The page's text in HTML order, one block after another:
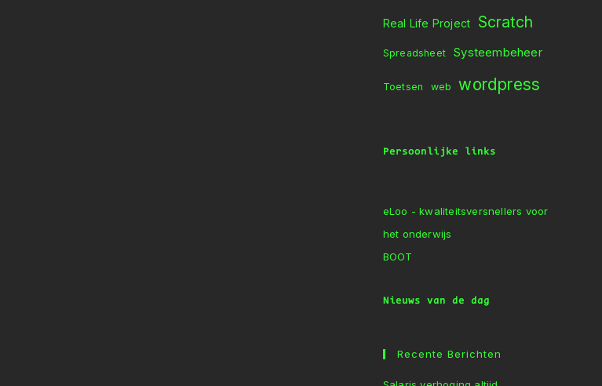
Real Life Project Scratch
Spreadsheet Systeembeheer
Toetsen web wordpress
Persoonlijke links
eLoo - kwaliteitsversnellers voor
het onderwijs
BOOT
Nieuws van de dag
Recente Berichten